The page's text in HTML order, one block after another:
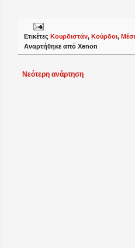
Ετικέτες Κουρδιστάν, Κούρδοι,
Αναρτήθηκε από Xenon
Νεότερη ανάρτηση